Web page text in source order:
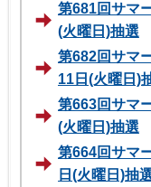
第681回サマ
(火曜日)抽選
第682回サマ
11日(火曜日)
第663回サマ
(火曜日)抽選
第664回サマ
日(火曜日)抽